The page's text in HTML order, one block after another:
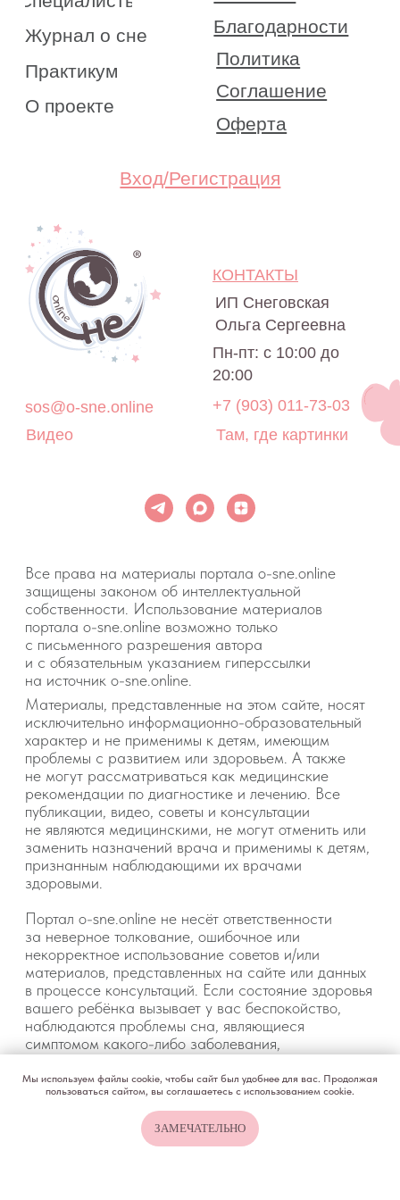
Мы используем файлы cookie, чтобы сайт был удобнее для вас. Продолжая
пользоваться сайтом, вы соглашаетесь с использованием cookie.
ЗАМЕЧАТЕЛЬНО